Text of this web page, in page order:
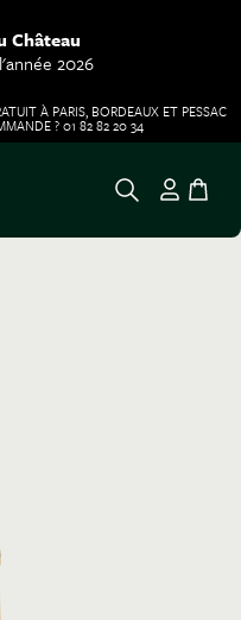
Château
2026
À PARIS, BORDEAUX ET PESSAC
? 01 82 82 20 34